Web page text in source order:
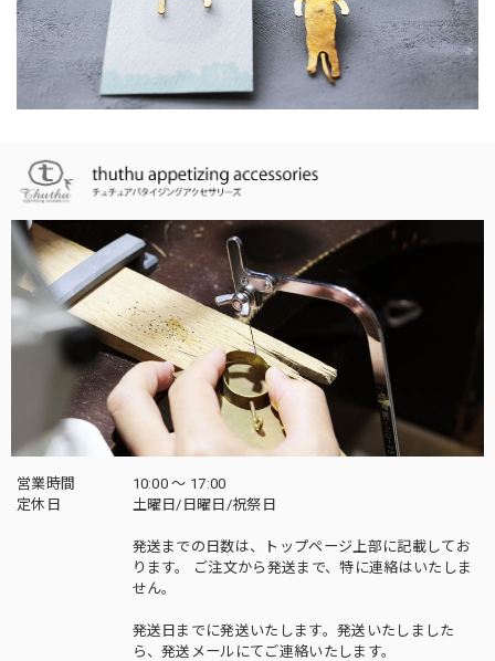
営業時間
10:00 〜 17:00
定休日
土曜日/日曜日/祝祭日
発送までの日数は、トップページ上部に記載してお
ります。 ご注文から発送まで、特に連絡はいたしま
せん。
発送日までに発送いたします。発送いたしました
ら、発送メールにてご連絡いたします。